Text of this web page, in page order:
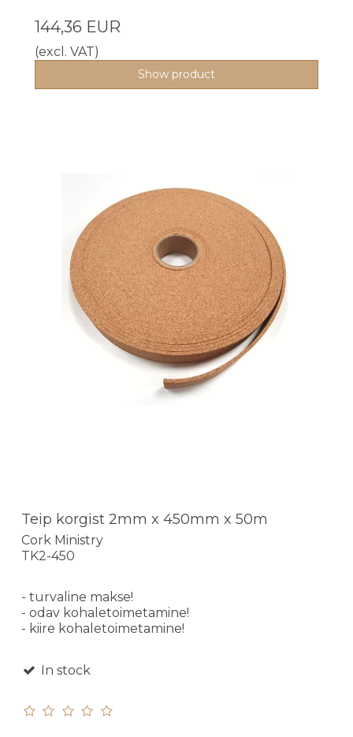
144,36 EUR
(excl. VAT)
Show product
Teip korgist 2mm x 450mm x 50m
Cork Ministry
TK2-450
- turvaline makse!
- odav kohaletoimetamine!
- kiire kohaletoimetamine!
In stock